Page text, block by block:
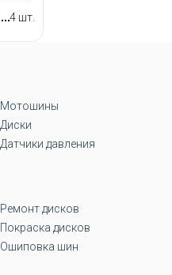
4 шт.
Мотошины
Диски
Датчики давления
Ремонт дисков
Покраска дисков
Ошиповка шин